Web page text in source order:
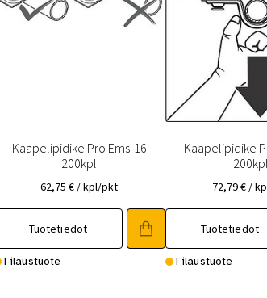
Kaapelipidike Pro Ems-16
200kpl
62,75€ / kpl/pkt
Tuotetiedot
Tilaustuote
Kaapelipidike
200kpl
72,79€ /
Tuotetiedot
Tilaustuote